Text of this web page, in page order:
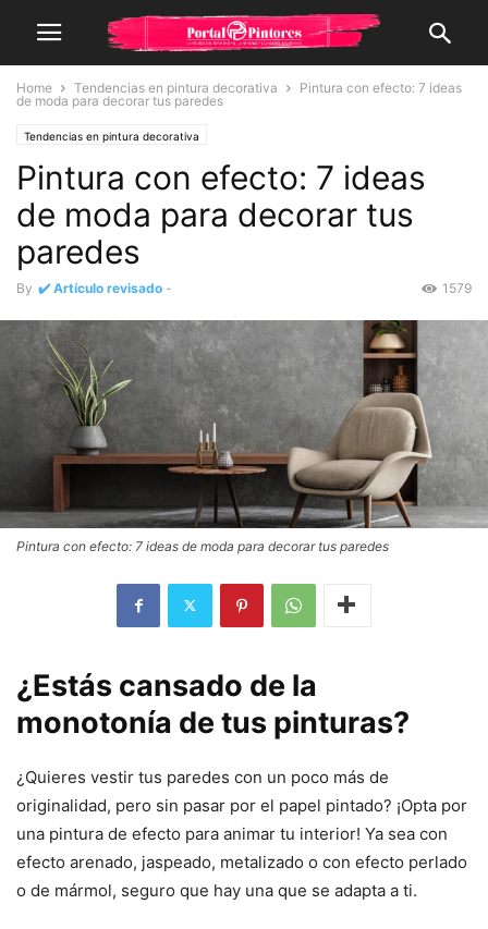
Home Tendencias en pintura decorativa
Pintura con efecto: 7 ideas
de moda para decorar tus paredes
Tendencias en pintura decorativa
Pintura con efecto: 7 ideas
de moda para decorar tus
paredes
By ✔️ Artículo revisado - 1579
Pintura con efecto: 7 ideas de moda para decorar tus paredes
¿Estás cansado de la
monotonía de tus pinturas?
¿Quieres vestir tus paredes con un poco más de
originalidad, pero sin pasar por el papel pintado? ¡Opta por
una pintura de efecto para animar tu interior! Ya sea con
efecto arenado, jaspeado, metalizado o con efecto perlado
o de mármol, seguro que hay una que se adapta a ti.